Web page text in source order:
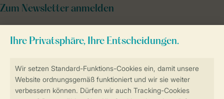
Sicher und schnell zur Online-Buchung
Zum Newsletter anmelden